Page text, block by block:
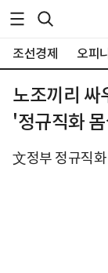
조선경제 오피
노조끼리
'정규직화
文정부 정규직